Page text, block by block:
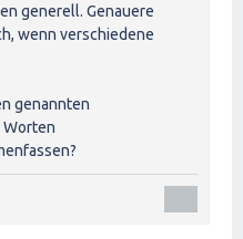
generell. Genauere
wenn verschiedene
genannten
Worten